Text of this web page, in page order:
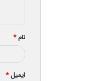
*
نام*
ایمیل*